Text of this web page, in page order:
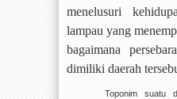
menelusuri
lampau yang
bagaimana
dimiliki daerah
Toponim suatu